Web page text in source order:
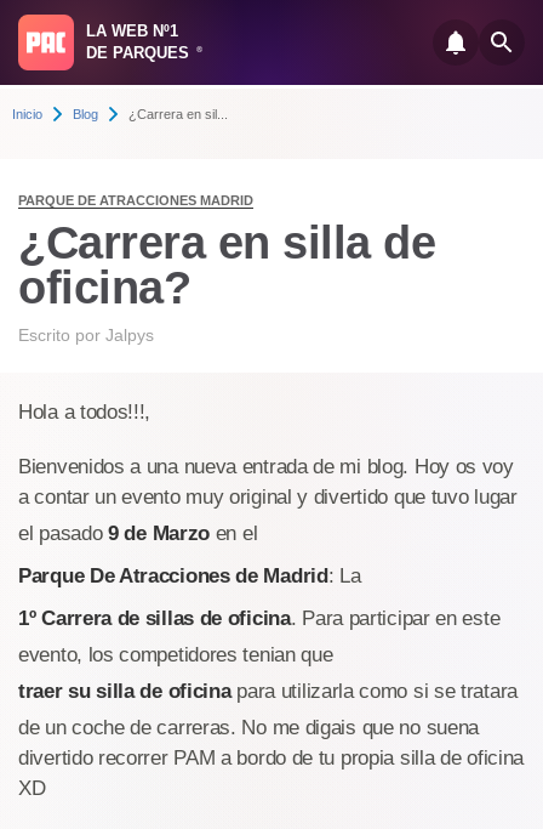
LA WEB Nº1
DE PARQUES
®
Inicio Blog ¿Carrera en sil...
PARQUE DE ATRACCIONES MADRID
¿Carrera en silla de
oficina?
Escrito por Jalpys
Hola a todos!!!,
Bienvenidos a una nueva entrada de mi blog. Hoy os voy
a contar un evento muy original y divertido que tuvo lugar
el pasado 9 de Marzo en el
Parque De Atracciones de Madrid: La
1º Carrera de sillas de oficina. Para participar en este
evento, los competidores tenian que
traer su silla de oficinapara utilizarla como si se tratara
de un coche de carreras. No me digais que no suena
divertido recorrer PAM a bordo de tu propia silla de oficina
XD